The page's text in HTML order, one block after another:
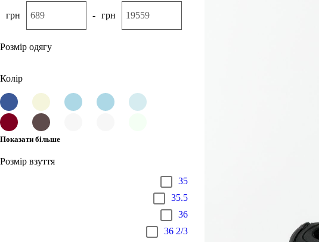
грн - грн
Розмір одягу
Колір
Показати більше
Розмір взуття
35
35.5
36
36 2/3